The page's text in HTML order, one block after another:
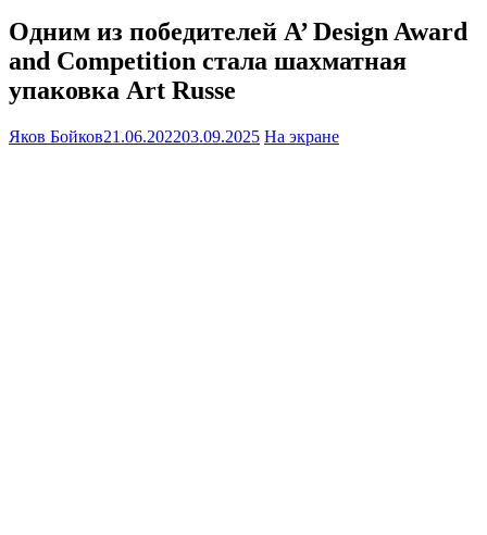
Одним из победителей A’ Design Award
and Competition стала шахматная
упаковка Art Russe
Яков Бойков21.06.202203.09.2025 На экране